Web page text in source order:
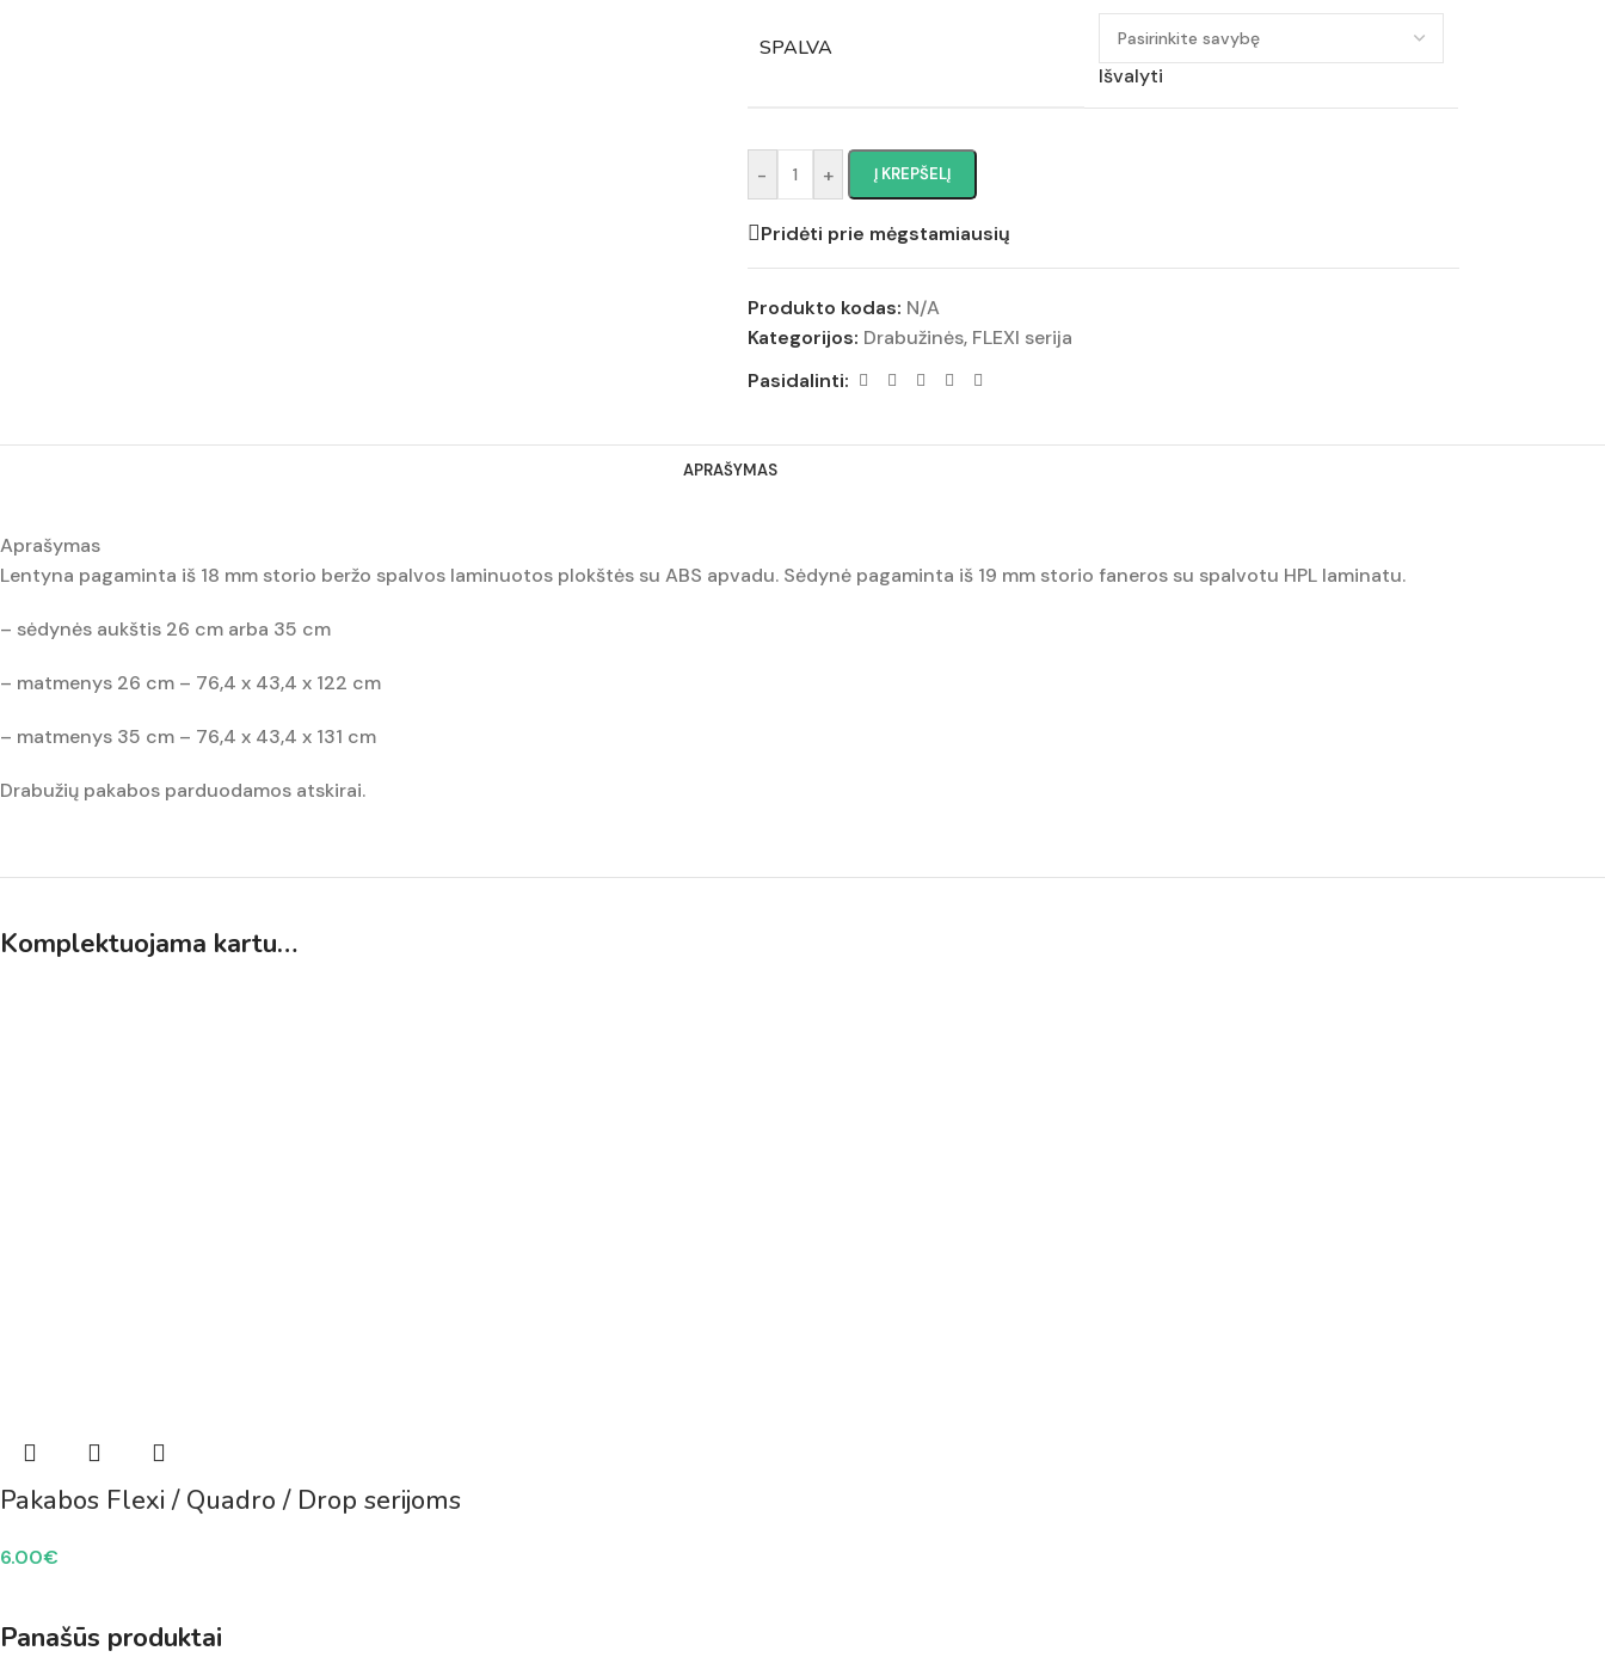
SPALVA
Išvalyti
- + Į KREPŠELĮ
Pridėti prie mėgstamiausių
Produkto kodas: N/A
Kategorijos: Drabužinės, FLEXI serija
Pasidalinti:
APRAŠYMAS
Aprašymas
Lentyna pagaminta iš 18 mm storio beržo spalvos laminuotos plokštės su ABS apvadu. Sėdynė pagaminta iš 19 mm storio faneros su spalvotu HPL laminatu.
– sėdynės aukštis 26 cm arba 35 cm
– matmenys 26 cm – 76,4 x 43,4 x 122 cm
– matmenys 35 cm – 76,4 x 43,4 x 131 cm
Drabužių pakabos parduodamos atskirai.
Komplektuojama kartu…
Pakabos Flexi / Quadro / Drop serijoms
6.00€
Panašūs produktai